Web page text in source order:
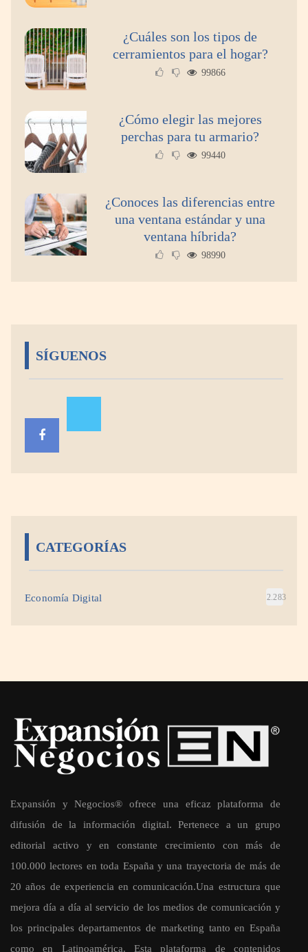
¿Cuáles son los tipos de
cerramientos para el hogar?
99866
¿Cómo elegir las mejores
perchas para tu armario?
99440
¿Conoces las diferencias entre
una ventana estándar y una
ventana híbrida?
98990
SÍGUENOS
CATEGORÍAS
Economía Digital 2.283
Expansión y Negocios® ofrece una eficaz plataforma de
difusión de la información digital. Pertenece a un grupo
editorial activo y en constante crecimiento con más de
100.000 lectores en toda España y una trayectoria de más de
20 años de experiencia en comunicación.Una estructura que
mejora día a día al servicio de los medios de comunicación y
los principales departamentos de marketing tanto en España
como en Latinoamérica. Esta plataforma de contenidos